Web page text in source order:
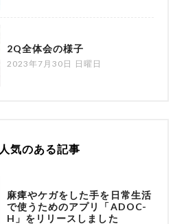
2Q全体会の様子
2023年7月30日 日曜日
人気のある記事
麻痺やケガをした手を日常生活
で使うためのアプリ「ADOC-
H」をリリースしました